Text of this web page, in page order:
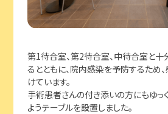
第1待合室、第2待合室、中待合室と
るとともに、院内感染を予防するため
けています。
手術患者さんの付き添いの方にもゆっ
ようテーブルを設置しました。